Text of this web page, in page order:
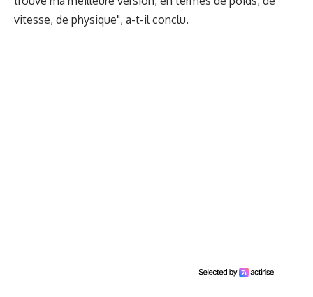
vitesse, de physique", a-t-il conclu.